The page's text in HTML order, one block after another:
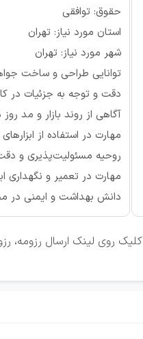
حقوق: توافقی
استان مورد نیاز: تهران
شهر مورد نیاز: تهران
توانایی طراحی و ساخت
دقت و توجه به جزئیات در
آگاهی از روند بازار و مد
مهارت در استفاده از
روحیه مسئولیت‌پذیری و
مهارت در تعمیر و نگهداری
دانش بهداشت و ایمنی در
روی لینک ارسال رزومه،